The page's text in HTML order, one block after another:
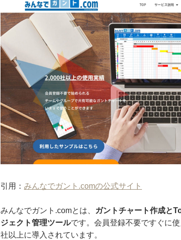
引用： みんなでガント.comの公式サイト
みんなでガント.comとは、
ガントチャート作成と
ジェクト管理ツールです。会員登録不要ですぐに
社以上に導入されています。